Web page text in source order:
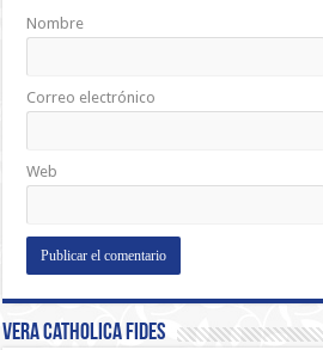
Nombre
Correo electrónico
Web
Vera Catholica Fides